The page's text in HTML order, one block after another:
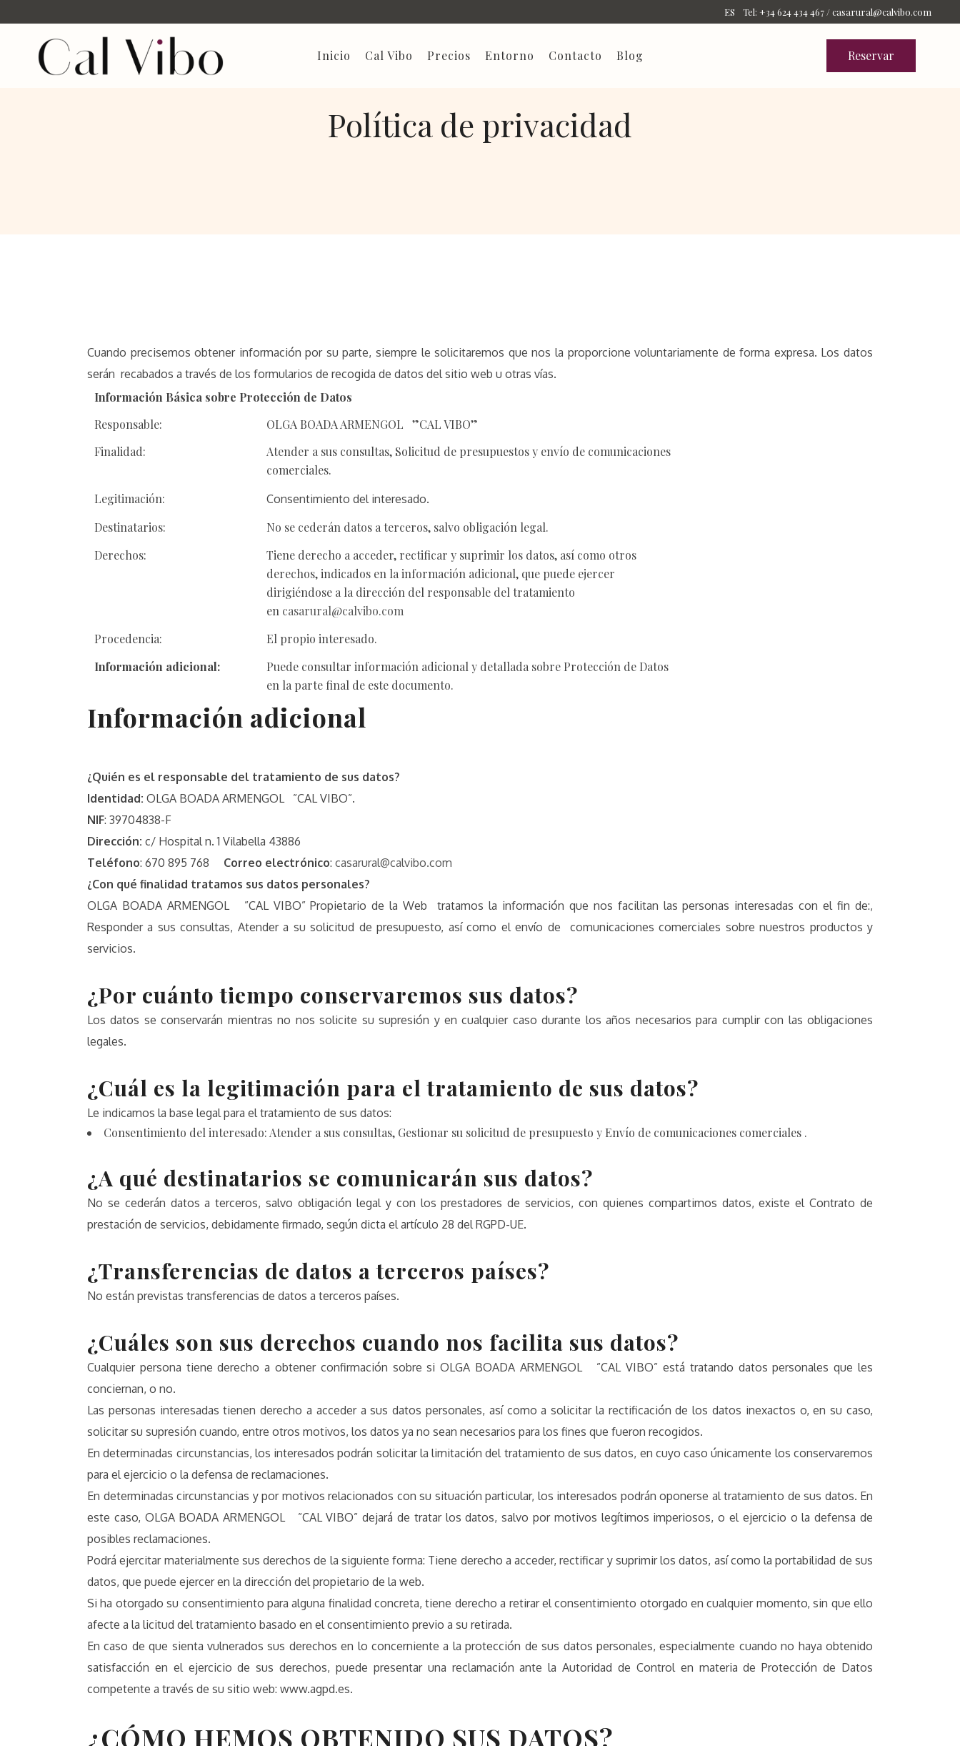
ES Tel: +34 624 434 467 /casarural@calvibo.com
Reservar
Inicio Cal Vibo Precios Entorno Contacto Blog
Política de privacidad
Cuando precisemos obtener información por su parte, siempre le solicitaremos que nos la proporcione voluntariamente de forma expresa. Los datos
serán recabados a través de los formularios de recogida de datos del sitio web u otras vías.
Información Básica sobre Protección de Datos
Responsable:
OLGA BOADA ARMENGOL ”CAL VIBO”
Finalidad:
Atender a sus consultas, Solicitud de presupuestos y envío de comunicaciones
comerciales.
Legitimación:
Consentimiento del interesado.
Destinatarios:
No se cederán datos a terceros, salvo obligación legal.
Derechos:
Tiene derecho a acceder, rectificar y suprimir los datos, así como otros
derechos, indicados en la información adicional, que puede ejercer
dirigiéndose a la dirección del responsable del tratamiento
en casarural@calvibo.com
Procedencia:
El propio interesado.
Información adicional:
Puede consultar información adicional y detallada sobre Protección de Datos
en la parte final de este documento.
Información adicional
¿Quién es el responsable del tratamiento de sus datos?
Identidad: OLGA BOADA ARMENGOL ”CAL VIBO”.
NIF: 39704838-F
Dirección: c/ Hospital n. 1 Vilabella 43886
Teléfono: 670 895 768 Correo electrónico: casarural@calvibo.com
¿Con qué finalidad tratamos sus datos personales?
OLGA BOADA ARMENGOL ”CAL VIBO” Propietario de la Web tratamos la información que nos facilitan las personas interesadas con el fin de:,
Responder a sus consultas, Atender a su solicitud de presupuesto, así como el envío de comunicaciones comerciales sobre nuestros productos y
servicios.
¿Por cuánto tiempo conservaremos sus datos?
Los datos se conservarán mientras no nos solicite su supresión y en cualquier caso durante los años necesarios para cumplir con las obligaciones
legales.
¿Cuál es la legitimación para el tratamiento de sus datos?
Le indicamos la base legal para el tratamiento de sus datos:
Consentimiento del interesado: Atender a sus consultas, Gestionar su solicitud de presupuesto y Envío de comunicaciones comerciales .
¿A qué destinatarios se comunicarán sus datos?
No se cederán datos a terceros, salvo obligación legal y con los prestadores de servicios, con quienes compartimos datos, existe el Contrato de
prestación de servicios, debidamente firmado, según dicta el artículo 28 del RGPD-UE.
¿Transferencias de datos a terceros países?
No están previstas transferencias de datos a terceros países.
¿Cuáles son sus derechos cuando nos facilita sus datos?
Cualquier persona tiene derecho a obtener confirmación sobre si OLGA BOADA ARMENGOL ”CAL VIBO” está tratando datos personales que les
conciernan, o no.
Las personas interesadas tienen derecho a acceder a sus datos personales, así como a solicitar la rectificación de los datos inexactos o, en su caso,
solicitar su supresión cuando, entre otros motivos, los datos ya no sean necesarios para los fines que fueron recogidos.
En determinadas circunstancias, los interesados podrán solicitar la limitación del tratamiento de sus datos, en cuyo caso únicamente los conservaremos
para el ejercicio o la defensa de reclamaciones.
En determinadas circunstancias y por motivos relacionados con su situación particular, los interesados podrán oponerse al tratamiento de sus datos. En
este caso, OLGA BOADA ARMENGOL ”CAL VIBO” dejará de tratar los datos, salvo por motivos legítimos imperiosos, o el ejercicio o la defensa de
posibles reclamaciones.
Podrá ejercitar materialmente sus derechos de la siguiente forma: Tiene derecho a acceder, rectificar y suprimir los datos, así como la portabilidad de sus
datos, que puede ejercer en la dirección del propietario de la web.
Si ha otorgado su consentimiento para alguna finalidad concreta, tiene derecho a retirar el consentimiento otorgado en cualquier momento, sin que ello
afecte a la licitud del tratamiento basado en el consentimiento previo a su retirada.
En caso de que sienta vulnerados sus derechos en lo concerniente a la protección de sus datos personales, especialmente cuando no haya obtenido
satisfacción en el ejercicio de sus derechos, puede presentar una reclamación ante la Autoridad de Control en materia de Protección de Datos
competente a través de su sitio web: www.agpd.es.
¿CÓMO HEMOS OBTENIDO SUS DATOS?